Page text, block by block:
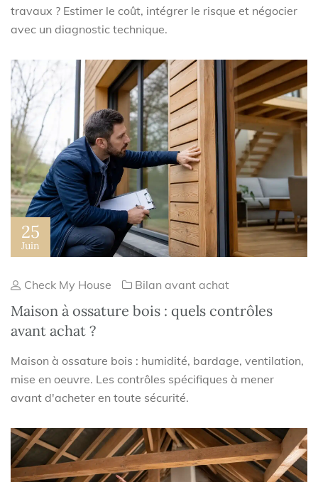
travaux ? Estimer le coût, intégrer le risque et négocier
avec un diagnostic technique.
25
Juin
Check My House Bilan avant achat
Maison à ossature bois : quels contrôles
avant achat ?
Maison à ossature bois : humidité, bardage, ventilation,
mise en oeuvre. Les contrôles spécifiques à mener
avant d'acheter en toute sécurité.